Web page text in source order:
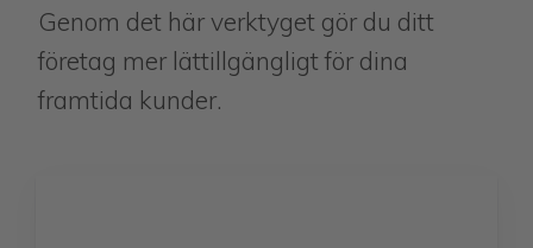
Genom det här verktyget gör du ditt
företag mer lättillgängligt för dina
framtida kunder.